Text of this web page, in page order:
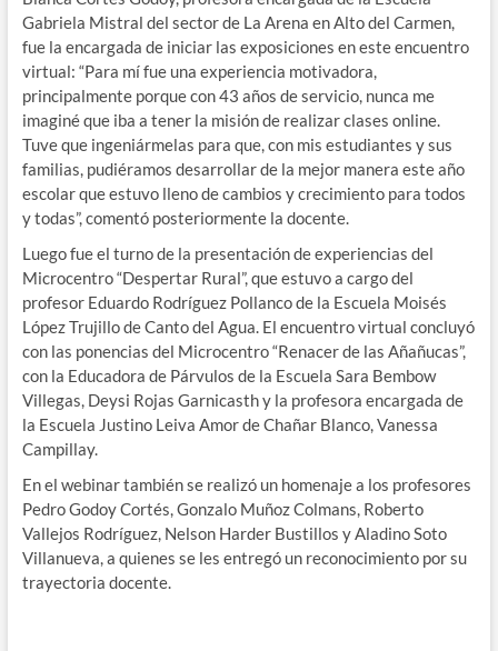
Gabriela Mistral del sector de La Arena en Alto del Carmen,
fue la encargada de iniciar las exposiciones en este encuentro
virtual: “Para mí fue una experiencia motivadora,
principalmente porque con 43 años de servicio, nunca me
imaginé que iba a tener la misión de realizar clases online.
Tuve que ingeniármelas para que, con mis estudiantes y sus
familias, pudiéramos desarrollar de la mejor manera este año
escolar que estuvo lleno de cambios y crecimiento para todos
y todas”, comentó posteriormente la docente.
Luego fue el turno de la presentación de experiencias del
Microcentro “Despertar Rural”, que estuvo a cargo del
profesor Eduardo Rodríguez Pollanco de la Escuela Moisés
López Trujillo de Canto del Agua. El encuentro virtual concluyó
con las ponencias del Microcentro “Renacer de las Añañucas”,
con la Educadora de Párvulos de la Escuela Sara Bembow
Villegas, Deysi Rojas Garnicasth y la profesora encargada de
la Escuela Justino Leiva Amor de Chañar Blanco, Vanessa
Campillay.
En el webinar también se realizó un homenaje a los profesores
Pedro Godoy Cortés, Gonzalo Muñoz Colmans, Roberto
Vallejos Rodríguez, Nelson Harder Bustillos y Aladino Soto
Villanueva, a quienes se les entregó un reconocimiento por su
trayectoria docente.